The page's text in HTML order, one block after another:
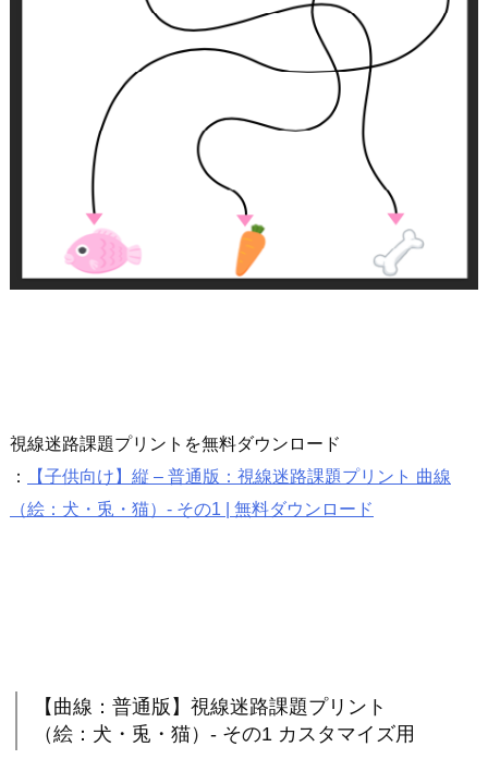
視線迷路課題プリントを無料ダウンロード
：
【子供向け】縦 – 普通版：視線迷路課題プリント 曲線
（絵：犬・兎・猫）- その1 | 無料ダウンロード
【曲線：普通版】視線迷路課題プリント
（絵：犬・兎・猫）- その1 カスタマイズ用